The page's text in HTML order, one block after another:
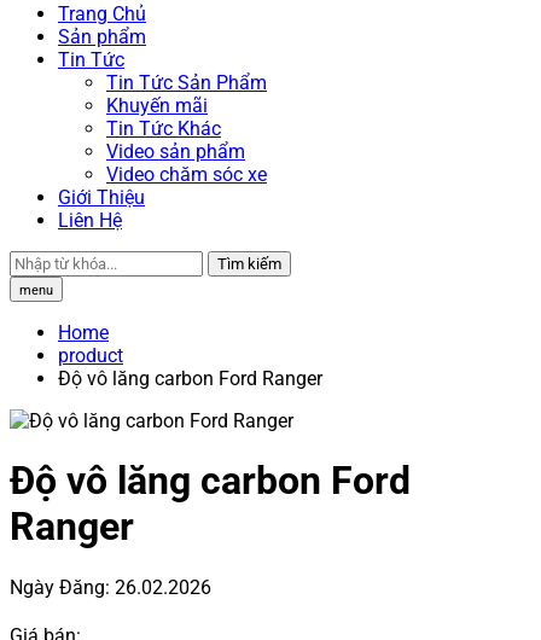
Trang Chủ
Sản phẩm
Tin Tức
Tin Tức Sản Phẩm
Khuyến mãi
Tin Tức Khác
Video sản phẩm
Video chăm sóc xe
Giới Thiệu
Liên Hệ
Tìm kiếm
menu
Home
product
Độ vô lăng carbon Ford Ranger
Độ vô lăng carbon Ford
Ranger
Ngày Đăng: 26.02.2026
Giá bán: